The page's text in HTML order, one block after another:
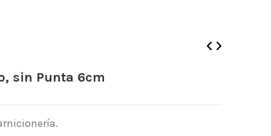
sin Punta 6cm